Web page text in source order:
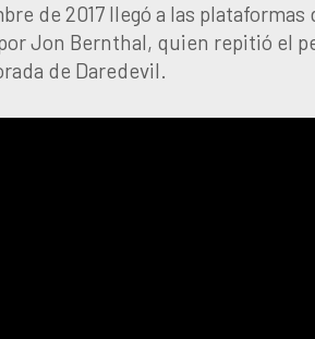
de 2017 llegó a las
Jon Bernthal, quien repitió el
de Daredevil.